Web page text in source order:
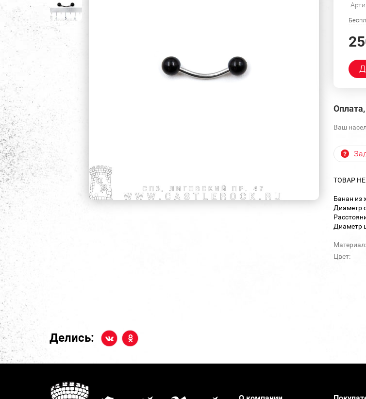
Ваш
ТОВАР
Банан из
Диаметр
Диаметр
Материал:
Цвет:
Делись: